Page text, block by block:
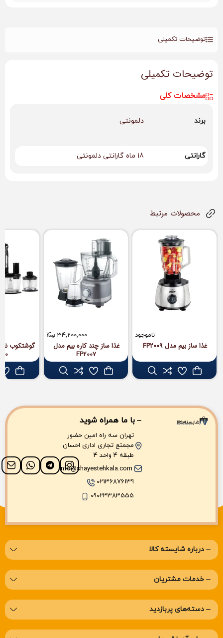
توضیحات تکمیلی
توضیحات تکمیلی
مشخصات کلی
برند دلمونتی
گارانتی 18 ماه گارانتی دلمونتی
محصولات مرتبط
ناموجود
غذا ساز بیم مدل FP2009
34,200,000
غذا ساز چند کاره بیم مدل
FP2007
گوشتکوب
با ما همراه شوید
تهران سه راه امین حضور
مجمتع تجاری اداری احسان
طبقه 4 واحد 4
info@shayestehkala.com
02136876139
09023383555
درباره‌ شایسته کالا
خدمات مشتریان
دسته‌های پربازدید